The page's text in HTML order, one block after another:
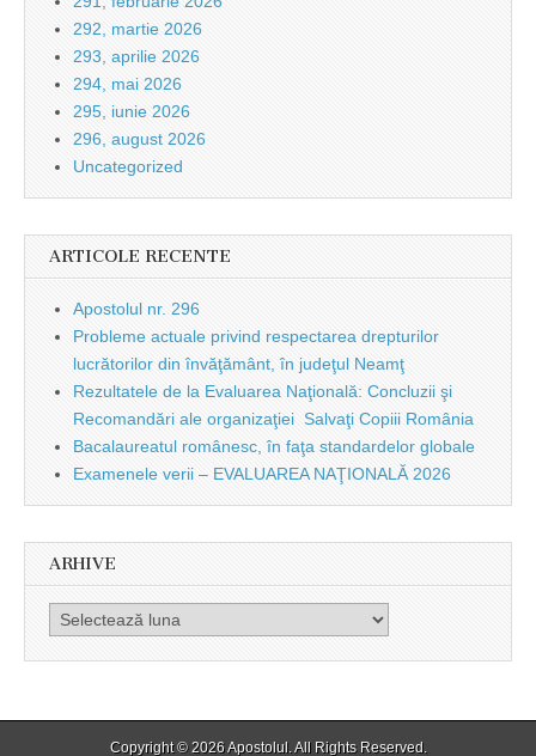
292, martie 2026
293, aprilie 2026
294, mai 2026
295, iunie 2026
296, august 2026
Uncategorized
ARTICOLE RECENTE
Apostolul nr. 296
Probleme actuale privind respectarea drepturilor
lucrătorilor din învăţământ, în judeţul Neamţ
Rezultatele de la Evaluarea Naţională: Concluzii şi
Recomandări ale organizaţiei Salvaţi Copiii România
Bacalaureatul românesc, în faţa standardelor globale
Examenele verii – EVALUAREA NAŢIONALĂ 2026
ARHIVE
Arhive
Copyright © 2026Apostolul. All Rights Reserved.